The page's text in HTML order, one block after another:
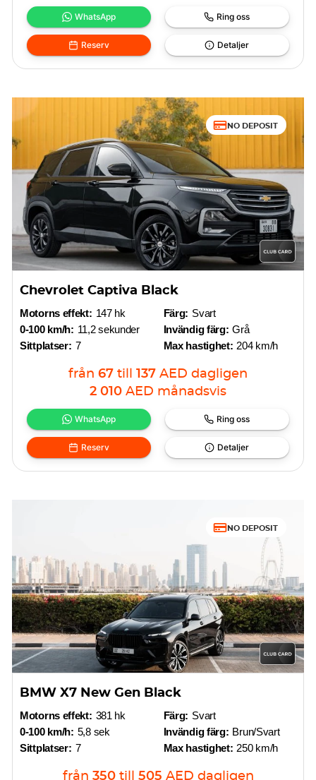
WhatsApp Ring oss
Reserv Detaljer
NO DEPOSIT
Chevrolet Captiva Black
Motorns effekt: 147 hk
0-100 km/h: 11,2 sekunder
Sittplatser: 7
Färg: Svart
Invändig färg: Grå
Max hastighet: 204 km/h
från 67 till 137 AED dagligen
2 010 AED månadsvis
WhatsApp Ring oss
Reserv Detaljer
NO DEPOSIT
BMW X7 New Gen Black
Motorns effekt: 381 hk
0-100 km/h: 5,8 sek
Sittplatser: 7
Färg: Svart
Invändig färg: Brun/Svart
Max hastighet: 250 km/h
från 350 till 505 AED dagligen